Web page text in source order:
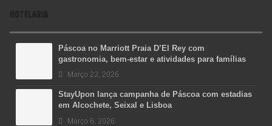
HOTELARIA
Páscoa no Marriott Praia D’El Rey com
gastronomia, bem-estar e atividades para famílias
Março 23, 2026
StayUpon lança campanha de Páscoa com estadias
em Alcochete, Seixal e Lisboa
Março 6, 2026